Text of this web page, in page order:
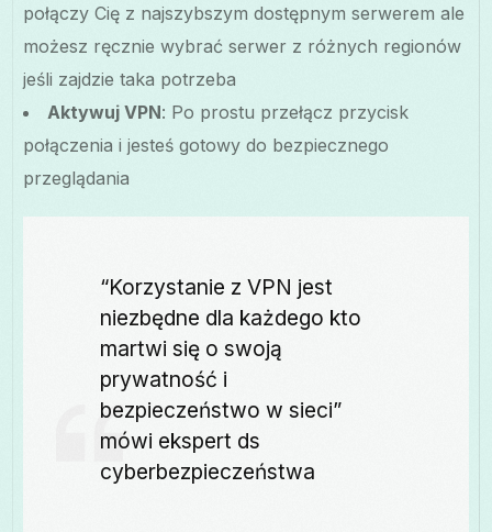
połączy Cię z najszybszym dostępnym serwerem ale
możesz ręcznie wybrać serwer z różnych regionów
jeśli zajdzie taka potrzeba
Aktywuj VPN: Po prostu przełącz przycisk
połączenia i jesteś gotowy do bezpiecznego
przeglądania
“Korzystanie z VPN jest
niezbędne dla każdego kto
martwi się o swoją
prywatność i
bezpieczeństwo w sieci”
mówi ekspert ds
cyberbezpieczeństwa